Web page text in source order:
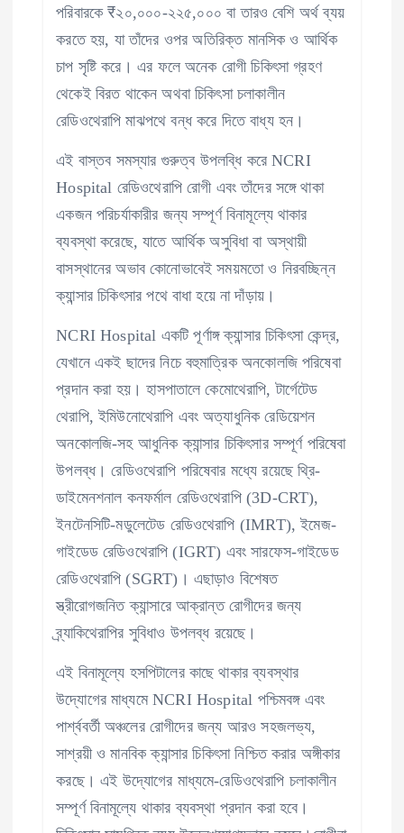
পরিবারকে ₹২০,০০০-২২৫,০০০ বা তারও বেশি অর্থ ব্যয়
করতে হয়, যা তাঁদের ওপর অতিরিক্ত মানসিক ও আর্থিক
চাপ সৃষ্টি করে। এর ফলে অনেক রোগী চিকিৎসা গ্রহণ
থেকেই বিরত থাকেন অথবা চিকিৎসা চলাকালীন
রেডিওথেরাপি মাঝপথে বন্ধ করে দিতে বাধ্য হন।
এই বাস্তব সমস্যার গুরুত্ব উপলব্ধি করে NCRI
Hospital রেডিওথেরাপি রোগী এবং তাঁদের সঙ্গে থাকা
একজন পরিচর্যাকারীর জন্য সম্পূর্ণ বিনামূল্যে থাকার
ব্যবস্থা করেছে, যাতে আর্থিক অসুবিধা বা অস্থায়ী
বাসস্থানের অভাব কোনোভাবেই সময়মতো ও নিরবচ্ছিন্ন
ক্যান্সার চিকিৎসার পথে বাধা হয়ে না দাঁড়ায়।
NCRI Hospital একটি পূর্ণাঙ্গ ক্যান্সার চিকিৎসা কেন্দ্র,
যেখানে একই ছাদের নিচে বহুমাত্রিক অনকোলজি পরিষেবা
প্রদান করা হয়। হাসপাতালে কেমোথেরাপি, টার্গেটেড
থেরাপি, ইমিউনোথেরাপি এবং অত্যাধুনিক রেডিয়েশন
অনকোলজি-সহ আধুনিক ক্যান্সার চিকিৎসার সম্পূর্ণ পরিষেবা
উপলব্ধ। রেডিওথেরাপি পরিষেবার মধ্যে রয়েছে থ্রি-
ডাইমেনশনাল কনফর্মাল রেডিওথেরাপি (3D-CRT),
ইনটেনসিটি-মডুলেটেড রেডিওথেরাপি (IMRT), ইমেজ-
গাইডেড রেডিওথেরাপি (IGRT) এবং সারফেস-গাইডেড
রেডিওথেরাপি (SGRT)। এছাড়াও বিশেষত
স্ত্রীরোগজনিত ক্যান্সারে আক্রান্ত রোগীদের জন্য
ব্র্যাকিথেরাপির সুবিধাও উপলব্ধ রয়েছে।
এই বিনামূল্যে হসপিটালের কাছে থাকার ব্যবস্থার
উদ্যোগের মাধ্যমে NCRI Hospital পশ্চিমবঙ্গ এবং
পার্শ্ববর্তী অঞ্চলের রোগীদের জন্য আরও সহজলভ্য,
সাশ্রয়ী ও মানবিক ক্যান্সার চিকিৎসা নিশ্চিত করার অঙ্গীকার
করছে। এই উদ্যোগের মাধ্যমে-রেডিওথেরাপি চলাকালীন
সম্পূর্ণ বিনামূল্যে থাকার ব্যবস্থা প্রদান করা হবে।